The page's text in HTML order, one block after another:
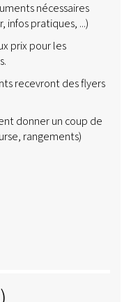
nécessaires
pratiques, ...)
prix pour les
recevront des flyers
donner un coup de
rangements)